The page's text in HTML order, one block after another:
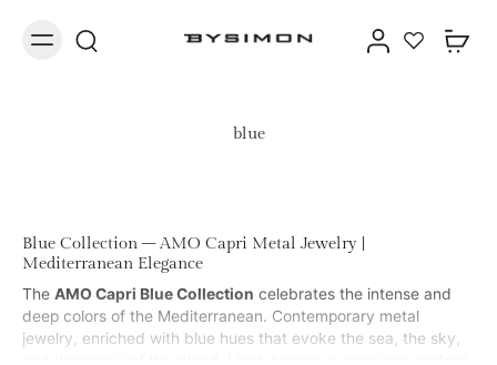
blue
Blue Collection – AMO Capri Metal Jewelry |
Mediterranean Elegance
The AMO Capri Blue Collection celebrates the intense and
deep colors of the Mediterranean. Contemporary metal
jewelry, enriched with blue hues that evoke the sea, the sky,